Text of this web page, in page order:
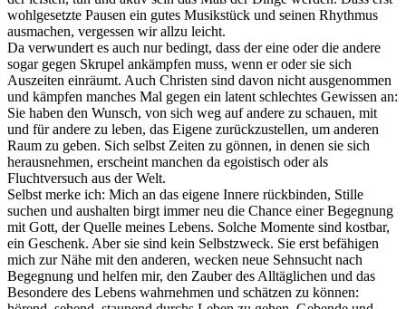
wohlgesetzte Pausen ein gutes Musikstück und seinen Rhythmus
ausmachen, vergessen wir allzu leicht.
Da verwundert es auch nur bedingt, dass der eine oder die andere
sogar gegen Skrupel ankämpfen muss, wenn er oder sie sich
Auszeiten einräumt. Auch Christen sind davon nicht ausgenommen
und kämpfen manches Mal gegen ein latent schlechtes Gewissen an:
Sie haben den Wunsch, von sich weg auf andere zu schauen, mit
und für andere zu leben, das Eigene zurückzustellen, um anderen
Raum zu geben. Sich selbst Zeiten zu gönnen, in denen sie sich
herausnehmen, erscheint manchen da egoistisch oder als
Fluchtversuch aus der Welt.
Selbst merke ich: Mich an das eigene Innere rückbinden, Stille
suchen und aushalten birgt immer neu die Chance einer Begegnung
mit Gott, der Quelle meines Lebens. Solche Momente sind kostbar,
ein Geschenk. Aber sie sind kein Selbstzweck. Sie erst befähigen
mich zur Nähe mit den anderen, wecken neue Sehnsucht nach
Begegnung und helfen mir, den Zauber des Alltäglichen und das
Besondere des Lebens wahrnehmen und schätzen zu können: